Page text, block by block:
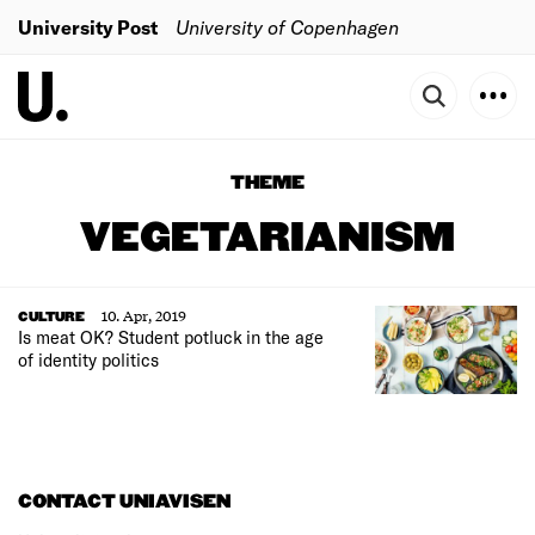
University Post University of Copenhagen
THEME
VEGETARIANISM
CULTURE
10. Apr, 2019
Is meat OK? Student potluck in the age
of identity politics
CONTACT UNIAVISEN